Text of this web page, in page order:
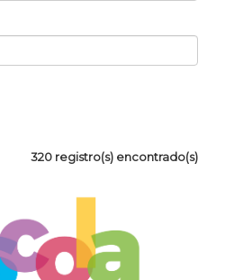
320 registro(s) encontrado(s)